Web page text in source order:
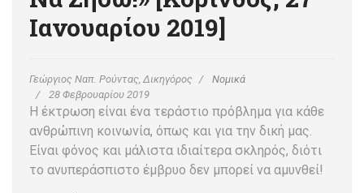
Ιανουαρίου 2019]
Γεώργιος Ναπ. Ρούντας, Δικηγόρος
Νομικά
28 Φεβρουαρίου 2019
Η έκτρωση είναι ένα τεράστιο πρόβλημα για κάθε
ανθρώπινη κοινωνία, όπως και για την δική μας.
Είναι φόνος και μάλιστα ιδιαίτερα σκληρός, διότι
το ανυπεράσπιστο έμβρυο δεν μπορεί να αμυνθεί!